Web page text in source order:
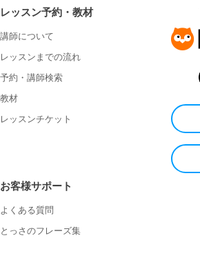
レッスン予約・教材
講師について
レッスンまでの流れ
予約・講師検索
教材
レッスンチケット
お客様サポート
よくある質問
とっさのフレーズ集